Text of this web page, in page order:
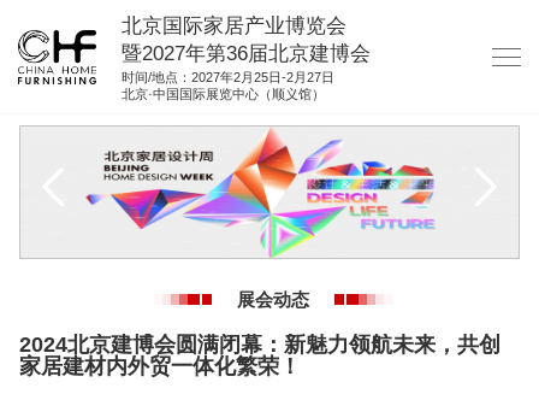
北京国际家居产业博览会
暨2027年第36届北京建博会
时间/地点：2027年2月25日-2月27日
北京·中国国际展览中心（顺义馆）
资料下载
展会动态
2024北京建博会圆满闭幕：新魅力领航未来，共创
家居建材内外贸一体化繁荣！